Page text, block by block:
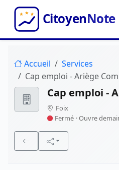
Accueil
Services
Cap emploi - Ariège
Cap emploi -
Foix
Fermé · Ouvre